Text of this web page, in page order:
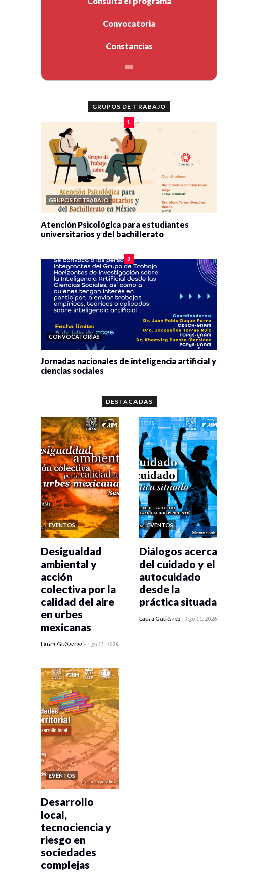
Convocatoria
Constancias
GRUPOS DE TRABAJO
1
GRUPOS DE TRABAJO
Atención Psicológica para estudiantes
universitarios y del bachillerato
2
CONVOCATORIAS
Jornadas nacionales de inteligencia artificial y
ciencias sociales
DESTACADAS
EVENTOS
0 veces compartido
Desigualdad
ambiental y
acción
colectiva por la
calidad del aire
en urbes
mexicanas
Laura Gutiérrez -Ago 05, 2026
EVENTOS
0 veces compartido
Diálogos acerca
del cuidado y el
autocuidado
desde la
práctica situada
Laura Gutiérrez -Ago 05, 2026
EVENTOS
Desarrollo
local,
tecnociencia y
riesgo en
sociedades
complejas